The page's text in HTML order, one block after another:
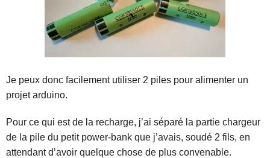
Je peux donc facilement utiliser 2 piles pour alimenter un
projet arduino.
Pour ce qui est de la recharge, j’ai séparé la partie chargeur
de la pile du petit power-bank que j’avais, soudé 2 fils, en
attendant d’avoir quelque chose de plus convenable.